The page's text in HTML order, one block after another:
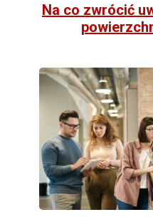
Na co zwrócić